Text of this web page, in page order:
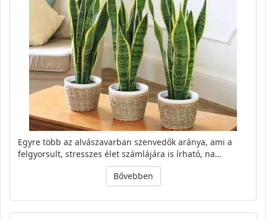
Egyre több az alvászavarban szenvedők aránya, ami a
felgyorsult, stresszes élet számlájára is írható, na…
Bővebben